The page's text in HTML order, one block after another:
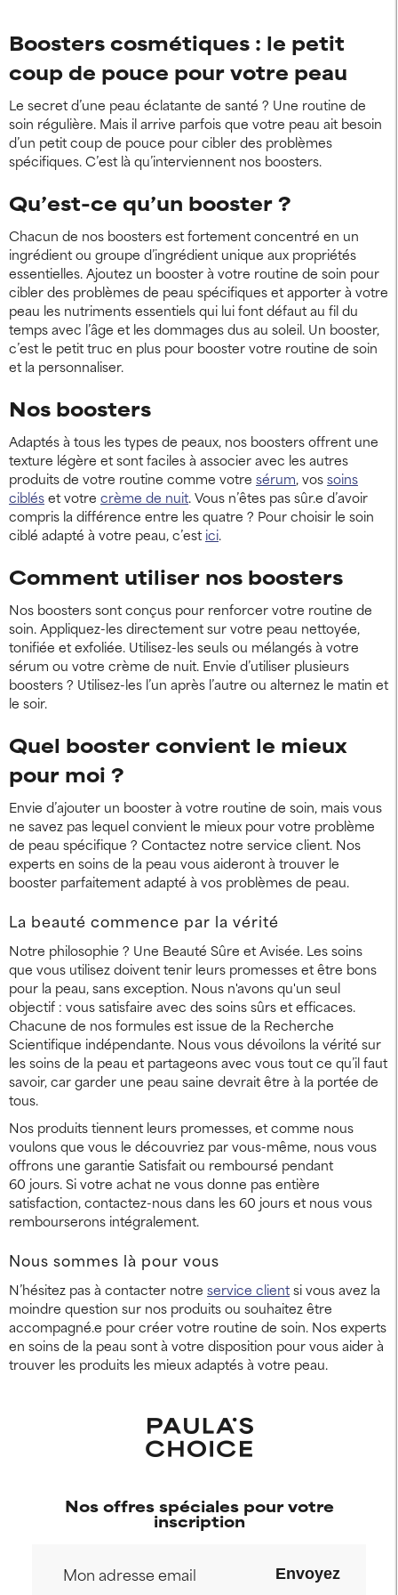
Boosters cosmétiques : le petit
coup de pouce pour votre peau
Le secret d’une peau éclatante de santé ? Une routine de
soin régulière. Mais il arrive parfois que votre peau ait besoin
d’un petit coup de pouce pour cibler des problèmes
spécifiques. C’est là qu’interviennent nos boosters.
Qu’est-ce qu’un booster ?
Chacun de nos boosters est fortement concentré en un
ingrédient ou groupe d’ingrédient unique aux propriétés
essentielles. Ajoutez un booster à votre routine de soin pour
cibler des problèmes de peau spécifiques et apporter à votre
peau les nutriments essentiels qui lui font défaut au fil du
temps avec l’âge et les dommages dus au soleil. Un booster,
c’est le petit truc en plus pour booster votre routine de soin
et la personnaliser.
Nos boosters
Adaptés à tous les types de peaux, nos boosters offrent une
texture légère et sont faciles à associer avec les autres
produits de votre routine comme votre sérum, vossoins
cibléset votre crème de nuit. Vous n’êtes pas sûr.e d’avoir
compris la différence entre les quatre ? Pour choisir le soin
ciblé adapté à votre peau, c’estici.
Comment utiliser nos boosters
Nos boosters sont conçus pour renforcer votre routine de
soin. Appliquez-les directement sur votre peau nettoyée,
tonifiée et exfoliée. Utilisez-les seuls ou mélangés à votre
sérum ou votre crème de nuit. Envie d’utiliser plusieurs
boosters ? Utilisez-les l’un après l’autre ou alternez le matin et
le soir.
Quel booster convient le mieux
pour moi ?
Envie d’ajouter un booster à votre routine de soin, mais vous
ne savez pas lequel convient le mieux pour votre problème
de peau spécifique ? Contactez notre service client. Nos
experts en soins de la peau vous aideront à trouver le
booster parfaitement adapté à vos problèmes de peau.
La beauté commence par la vérité
Notre philosophie ? Une Beauté Sûre et Avisée. Les soins
que vous utilisez doivent tenir leurs promesses et être bons
pour la peau, sans exception. Nous n'avons qu'un seul
objectif : vous satisfaire avec des soins sûrs et efficaces.
Chacune de nos formules est issue de la Recherche
Scientifique indépendante. Nous vous dévoilons la vérité sur
les soins de la peau et partageons avec vous tout ce qu’il faut
savoir, car garder une peau saine devrait être à la portée de
tous.
Nos produits tiennent leurs promesses, et comme nous
voulons que vous le découvriez par vous-même, nous vous
offrons une garantie Satisfait ou remboursé pendant
60 jours. Si votre achat ne vous donne pas entière
satisfaction, contactez-nous dans les 60 jours et nous vous
rembourserons intégralement.
Nous sommes là pour vous
N’hésitez pas à contacter notre service clientsi vous avez la
moindre question sur nos produits ou souhaitez être
accompagné.e pour créer votre routine de soin. Nos experts
en soins de la peau sont à votre disposition pour vous aider à
trouver les produits les mieux adaptés à votre peau.
Nos offres spéciales pour votre
inscription
Envoyez